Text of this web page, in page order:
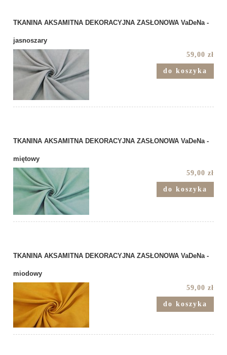
TKANINA AKSAMITNA DEKORACYJNA ZASŁONOWA VaDeNa -
jasnoszary
59,00 zł
do koszyka
TKANINA AKSAMITNA DEKORACYJNA ZASŁONOWA VaDeNa -
miętowy
59,00 zł
do koszyka
TKANINA AKSAMITNA DEKORACYJNA ZASŁONOWA VaDeNa -
miodowy
59,00 zł
do koszyka